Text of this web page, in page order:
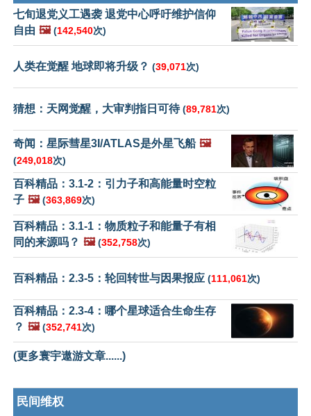
七旬退党义工遇袭 退党中心呼吁维护信仰
自由 🖼️ (142,540次)
人类在觉醒 地球即将升级？ (39,071次)
猜想：天网觉醒，大审判指日可待(89,781次)
奇闻：星际彗星3I/ATLAS是外星飞船 🖼️
(249,018次)
百科精品：3.1-2：引力子和高能量时空粒
子 🖼️ (363,869次)
百科精品：3.1-1：物质粒子和能量子有相
同的来源吗？ 🖼️ (352,758次)
百科精品：2.3-5：轮回转世与因果报应 (111,061次)
百科精品：2.3-4：哪个星球适合生命生存
？ 🖼️ (352,741次)
(更多寰宇遨游文章......)
民间维权